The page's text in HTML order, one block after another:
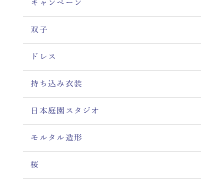
キャンペーン
双子
ドレス
持ち込み衣装
日本庭園スタジオ
モルタル造形
桜